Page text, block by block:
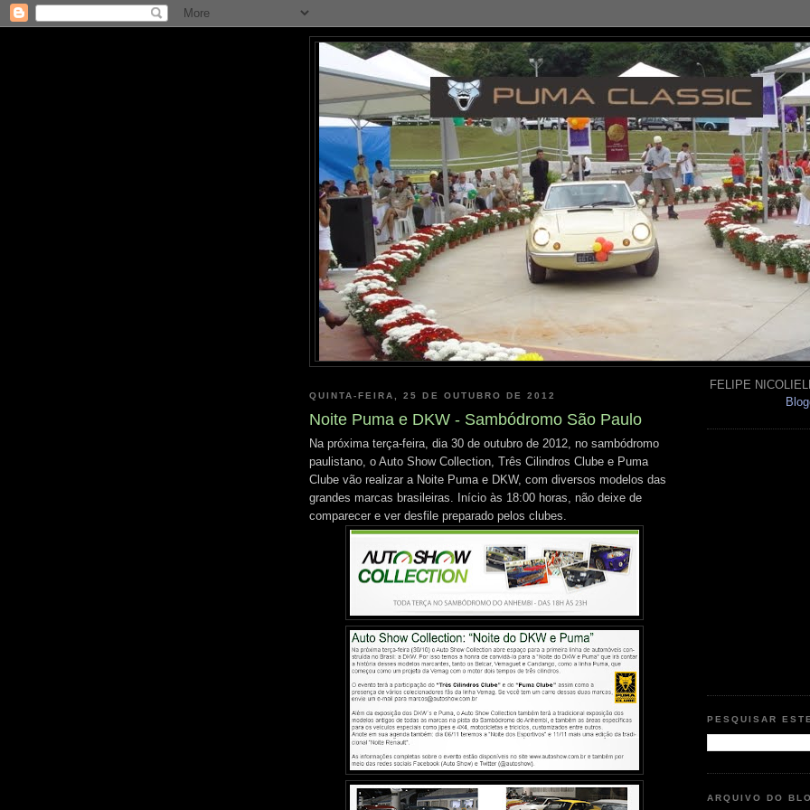
QUINTA-FEIRA, 25 DE OUTUBRO DE 2012
Noite Puma e DKW - Sambódromo São Paulo
Na próxima terça-feira, dia 30 de outubro de 2012, no sambódromo
paulistano, o Auto Show Collection, Três Cilindros Clube e Puma
Clube vão realizar a Noite Puma e DKW, com diversos modelos das
grandes marcas brasileiras. Início às 18:00 horas, não deixe de
comparecer e ver desfile preparado pelos clubes.
FELIPE
PESQUISAR
ARQUIVO DO